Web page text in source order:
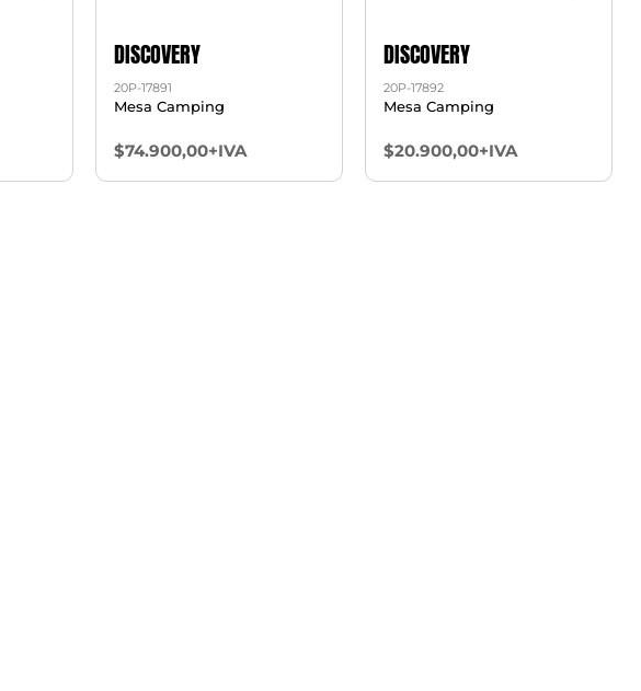
DISCOVERY
20P-17891
Mesa Camping
$74.900,00+IVA
DISCOVERY
20P-17892
Mesa Camping
$20.900,00+IVA